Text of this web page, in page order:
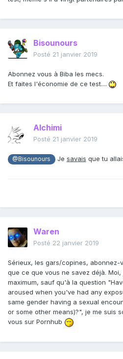
Bisounours
Posté 21 janvier 2019
Abonnez vous à Biba les mecs.
Et faites l'économie de ce test....
Alchimi
Posté 21 janvier 2019
@Bisounours Je savais que tu
Waren
Posté 22 janvier 2019
Sérieux, les gars/copines, abonnez-
que ce que vous ne savez déjà.
maximum, sauf qu'à la question
aroused when you've had any
same gender having a sexual
or some other means)?", je me suis
vous sur Pornhub